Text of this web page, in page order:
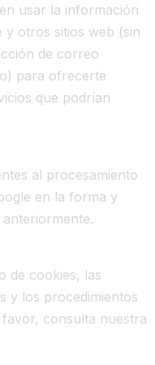
usar la información
y otros sitios web (sin
de correo
para ofrecerte
que podrían
al procesamiento
en la forma y
de cookies, las
y los procedimientos
consulta nuestra